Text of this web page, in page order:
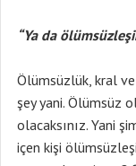
“Ya da
Ölümsüzlük, kral
şey yani. Ölümsüz
olacaksınız. Yani
içen kişi